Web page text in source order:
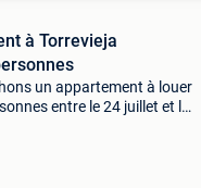
à Torrevieja
un appartement à louer
entre le 24 juillet et le